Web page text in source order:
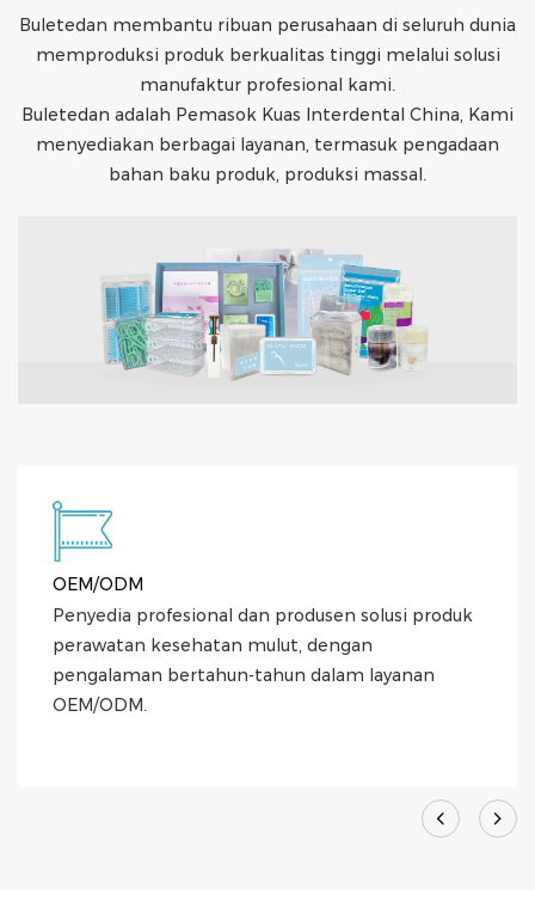
Buletedan membantu ribuan perusahaan di seluruh dunia
memproduksi produk berkualitas tinggi melalui solusi
manufaktur profesional kami.
Buletedan adalah Pemasok Kuas Interdental China, Kami
menyediakan berbagai layanan, termasuk pengadaan
bahan baku produk, produksi massal.
OEM/ODM
Penyedia profesional dan produsen solusi produk
perawatan kesehatan mulut, dengan
pengalaman bertahun-tahun dalam layanan
OEM/ODM.